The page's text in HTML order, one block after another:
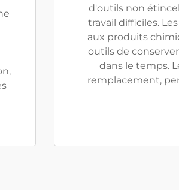
d'outils non
travail difficiles.
aux produits
outils de
dans le temps.
remplacement,